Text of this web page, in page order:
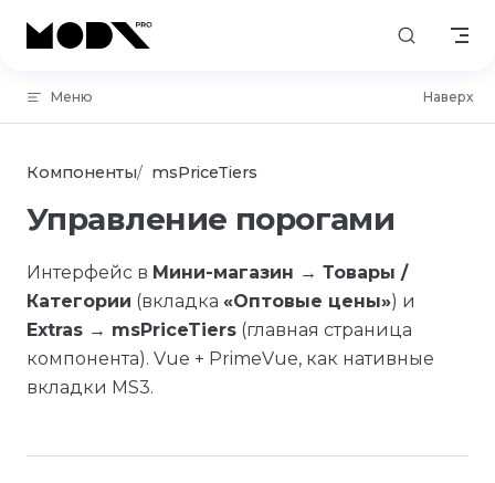
Skip to content
Меню Наверх
Компоненты msPriceTiers
Управление порогами
Интерфейс в Мини-магазин → Товары /
Категории (вкладка «Оптовые цены») и
Extras → msPriceTiers (главная страница
компонента). Vue + PrimeVue, как нативные
вкладки MS3.